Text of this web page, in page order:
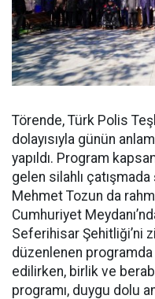
Törende, Türk Polis
dolayısıyla günün
yapıldı. Program
gelen silahlı
Mehmet Tozun da
Cumhuriyet
Seferihisar Şehitliği’ni
düzenlenen
edilirken, birlik ve
programı, duygu dolu